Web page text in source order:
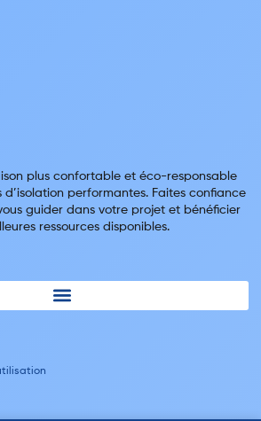
plus confortable et éco-responsable
performantes. Faites confiance
guider dans votre projet et bénéficier
ressources disponibles.